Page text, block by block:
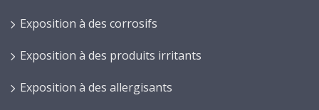
Exposition à des corrosifs
Exposition à des produits irritants
Exposition à des allergisants